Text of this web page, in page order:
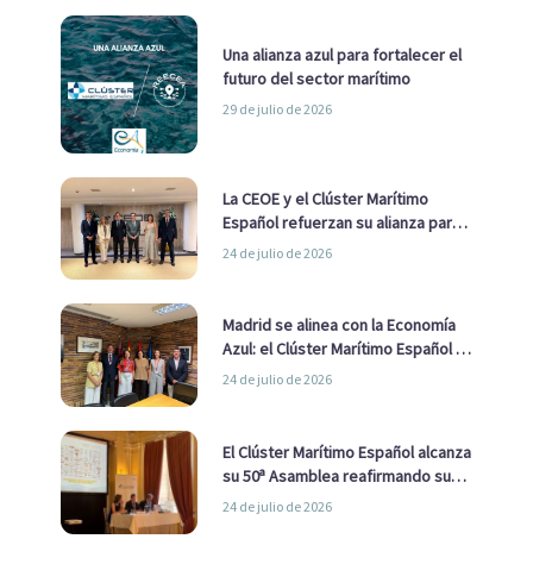
Una alianza azul para fortalecer el
futuro del sector marítimo
29 de julio de 2026
La CEOE y el Clúster Marítimo
Español refuerzan su alianza para
impulsar una estrategia Nacional
24 de julio de 2026
Madrid se alinea con la Economía
Azul: el Clúster Marítimo Español y
la Real Liga Naval avanzan alianzas
24 de julio de 2026
El Clúster Marítimo Español alcanza
su 50ª Asamblea reafirmando su
liderazgo en la Economía Azul
24 de julio de 2026